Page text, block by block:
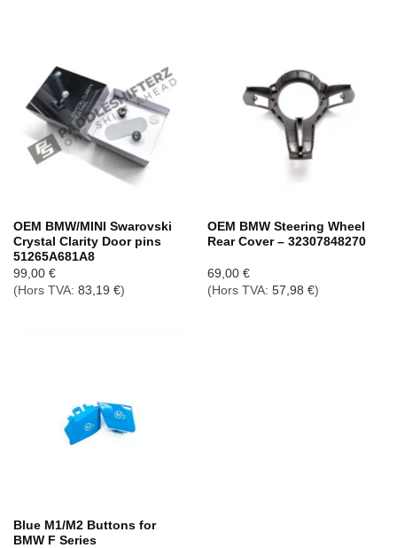
OEM BMW/MINI Swarovski
Crystal Clarity Door pins
51265A681A8
99,00 €
(Hors TVA: 83,19 €)
OEM BMW Steering Wheel
Rear Cover – 32307848270
69,00 €
(Hors TVA: 57,98 €)
Blue M1/M2 Buttons for
BMW F Series